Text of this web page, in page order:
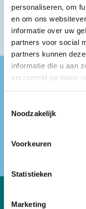
personaliseren, om
en om ons
informatie over uw
partners voor social
partners kunnen
informatie die u aan
verzameld op basis
Noodzakelijk
Voorkeuren
Statistieken
Marketing
Vind een VLR-